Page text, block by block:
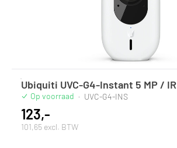
Ubiquiti UVC-G4-Instant 5 MP / IR
Op voorraad · UVC-G4-INS
123,-
101,65 excl. BTW